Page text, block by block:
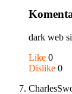
dark web
Like 0
Dislike 0